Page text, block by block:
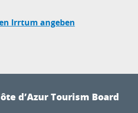
Irrtum angeben
d’Azur Tourism Board